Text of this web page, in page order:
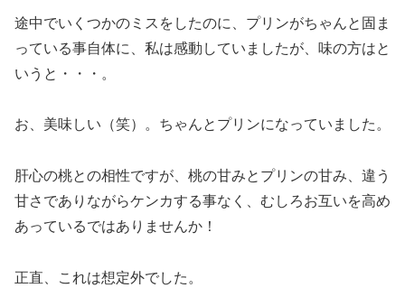
途中でいくつかのミスをしたのに、プリンがちゃんと固ま
っている事自体に、私は感動していましたが、味の方はと
いうと・・・。
お、美味しい（笑）。ちゃんとプリンになっていました。
肝心の桃との相性ですが、桃の甘みとプリンの甘み、違う
甘さでありながらケンカする事なく、むしろお互いを高め
あっているではありませんか！
正直、これは想定外でした。